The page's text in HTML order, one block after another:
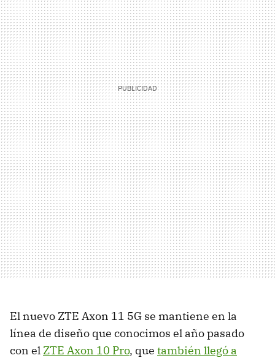
El nuevo ZTE Axon 11 5G se mantiene en la
línea de diseño que conocimos el año pasado
con el ZTE Axon 10 Pro, que también llegó a